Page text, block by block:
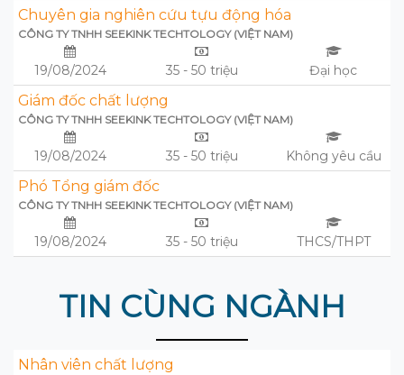
Chuyên gia nghiên cứu tựu động hóa
CÔNG TY TNHH SEEKINK TECHTOLOGY (VIỆT NAM)
19/08/2024 35 - 50 triệu Đại học
Giám đốc chất lượng
CÔNG TY TNHH SEEKINK TECHTOLOGY (VIỆT NAM)
19/08/2024 35 - 50 triệu Không yêu cầu
Phó Tổng giám đốc
CÔNG TY TNHH SEEKINK TECHTOLOGY (VIỆT NAM)
19/08/2024 35 - 50 triệu THCS/THPT
TIN CÙNG NGÀNH
Nhân viên chất lượng